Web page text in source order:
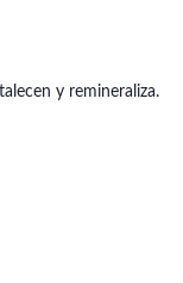
y remineraliza.